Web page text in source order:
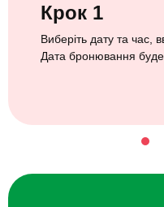
Крок 1
Виберіть дату та час,
Дата бронювання